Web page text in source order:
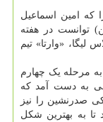
که امین اسماعیل
اختیار دارد، دیشب (جمعه ۲۶ بهمن) توانست در هفته
لیگا، «وارتا» تیم
مرحله یک چهارم
به دست آمد که
صدرنشین را نیز
به بهترین شکل